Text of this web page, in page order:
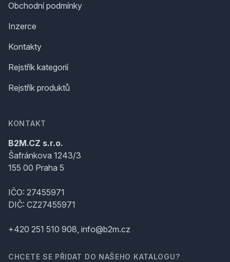
Obchodní podmínky
Inzerce
Kontakty
Rejstřík kategorií
Rejstřík produktů
KONTAKT
B2M.CZ s.r.o.
Šafránkova 1243/3
155 00 Praha 5
IČO: 27455971
DIČ: CZ27455971
+420 251 510 908, info@b2m.cz
CHCETE SE PŘIDAT DO NAŠEHO KATALOGU?